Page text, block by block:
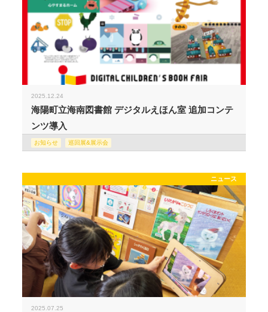
2025.12.24
海陽町立海南図書館 デジタルえほん室 追加コンテ
ンツ導入
お知らせ 巡回展&展示会
ニュース
2025.07.25